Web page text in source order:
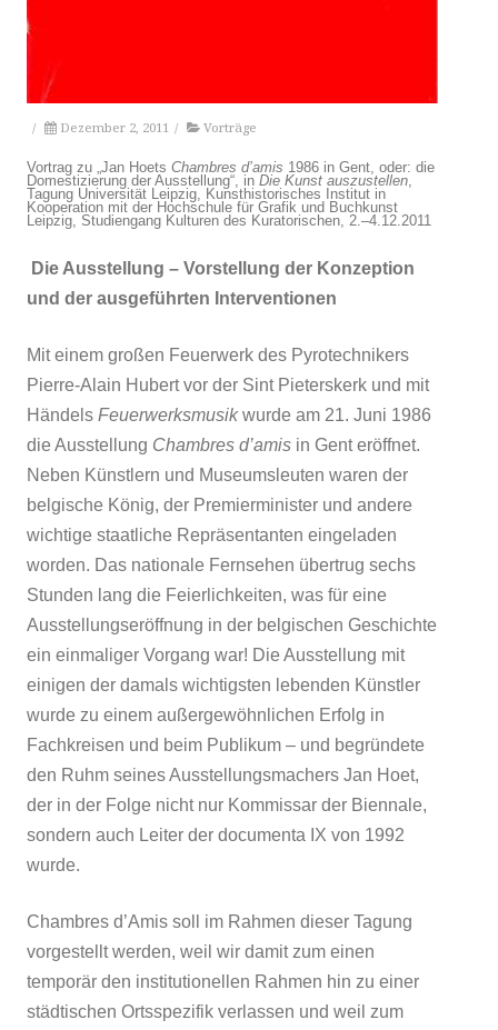
/ Dezember 2, 2011 / Vorträge
Vortrag zu „Jan Hoets Chambres d’amis 1986 in Gent, oder: die
Domestizierung der Ausstellung“, in Die Kunst auszustellen
Tagung Universität Leipzig, Kunsthistorisches Institut in
Kooperation mit der Hochschule für Grafik und Buchkunst
Leipzig, Studiengang Kulturen des Kuratorischen, 2.–4.12.2011
Die Ausstellung – Vorstellung der Konzeption
und der ausgeführten Interventionen
Mit einem großen Feuerwerk des Pyrotechnikers
Pierre-Alain Hubert vor der Sint Pieterskerk und mit
Händels Feuerwerksmusikwurde am 21. Juni 1986
die Ausstellung Chambres d’amis in Gent eröffnet.
Neben Künstlern und Museumsleuten waren der
belgische König, der Premierminister und andere
wichtige staatliche Repräsentanten eingeladen
worden. Das nationale Fernsehen übertrug sechs
Stunden lang die Feierlichkeiten, was für eine
Ausstellungseröffnung in der belgischen Geschichte
ein einmaliger Vorgang war! Die Ausstellung mit
einigen der damals wichtigsten lebenden Künstler
wurde zu einem außergewöhnlichen Erfolg in
Fachkreisen und beim Publikum – und begründete
den Ruhm seines Ausstellungsmachers Jan Hoet,
der in der Folge nicht nur Kommissar der Biennale,
sondern auch Leiter der documenta IX von 1992
wurde.
Chambres d’Amis soll im Rahmen dieser Tagung
vorgestellt werden, weil wir damit zum einen
temporär den institutionellen Rahmen hin zu einer
städtischen Ortsspezifik verlassen und weil zum